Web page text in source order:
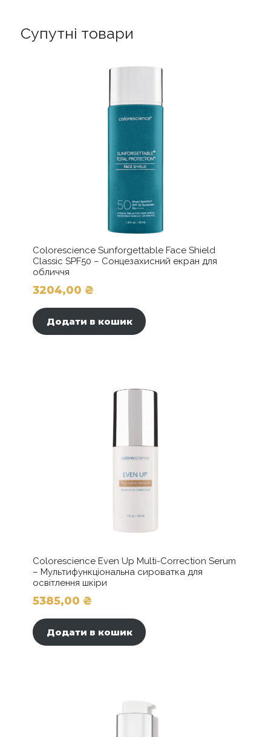
Супутні товари
Colorescience Sunforgettable Face Shield
Classic SPF50 – Сонцезахисний екран для
обличчя
3204,00 ₴
Додати в кошик
Colorescience Even Up Multi-Correction Serum
– Мультифункціональна сироватка для
освітлення шкіри
5385,00 ₴
Додати в кошик